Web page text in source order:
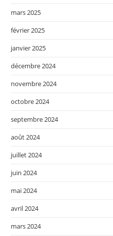
mars 2025
février 2025
janvier 2025
décembre 2024
novembre 2024
octobre 2024
septembre 2024
août 2024
juillet 2024
juin 2024
mai 2024
avril 2024
mars 2024